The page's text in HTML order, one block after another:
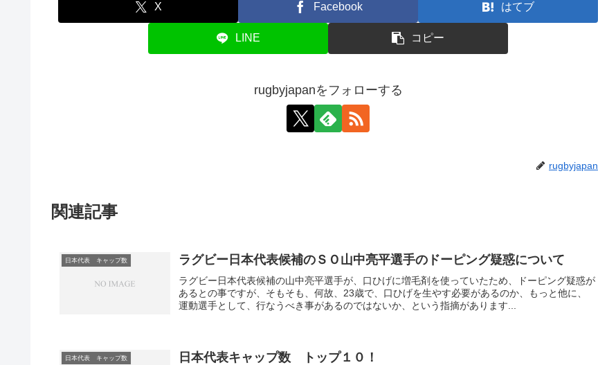
X Facebook はてブ
LINE コピー
rugbyjapanをフォローする
rugbyjapan
関連記事
日本代表 キャップ数 ラグビー日本代表候補のＳＯ山中亮平選手のドーピング疑惑について
ラグビー日本代表候補の山中亮平選手が、口ひげに増毛剤を使っていたため、ドーピング疑惑が
あるとの事ですが、そもそも、何故、23歳で、口ひげを生やす必要があるのか、もっと他に、
運動選手として、行なうべき事があるのではないか、という指摘があります...
日本代表 キャップ数 日本代表キャップ数 トップ１０！